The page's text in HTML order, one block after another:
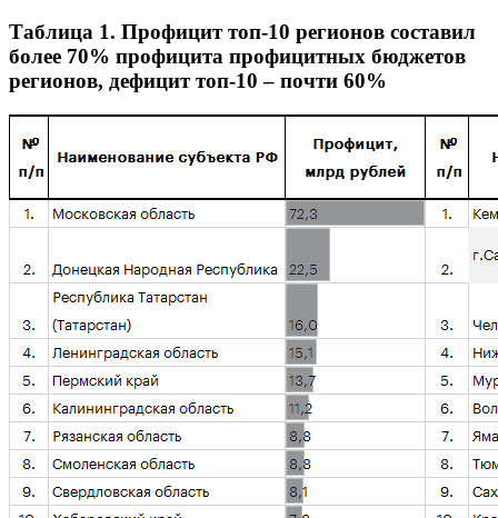
Таблица 1. Профицит топ-10 регионов составил
более 70% профицита профицитных бюджетов
регионов, дефицит топ-10 – почти 60%